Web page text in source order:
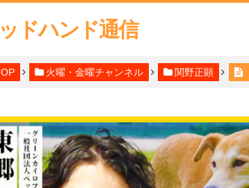
ドハンド通信
火曜・金曜チャンネル 関野正顕